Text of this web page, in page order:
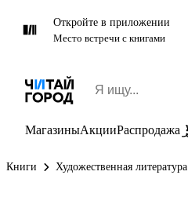
Откройте в приложении
Место встречи с книгами
МагазиныАкцииРаспродажа
Книги Художественная литература